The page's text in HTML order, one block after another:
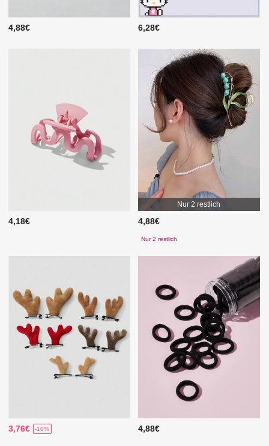
4,88€ 6,28€
4,18€
Nur 2 restlich
4,88€
Nur 2 restlich
3,76€ -10% 4,88€